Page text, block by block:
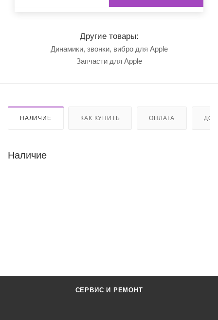
Другие товары:
Динамики, звонки, вибро для Apple
Запчасти для Apple
НАЛИЧИЕ КАК КУПИТЬ ОПЛАТА
Наличие
СЕРВИС И РЕМОНТ